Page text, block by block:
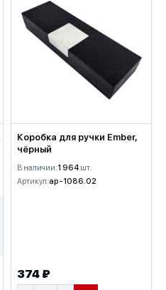
Коробка для ручки Ember,
чёрный
В наличии:1 964 шт.
Артикул:ap-1086.02
374 ₽